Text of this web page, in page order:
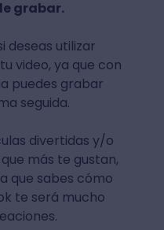
grabar.
deseas utilizar
video, ya que con
puedes grabar
seguida.
divertidas y/o
más te gustan,
que sabes cómo
te será mucho